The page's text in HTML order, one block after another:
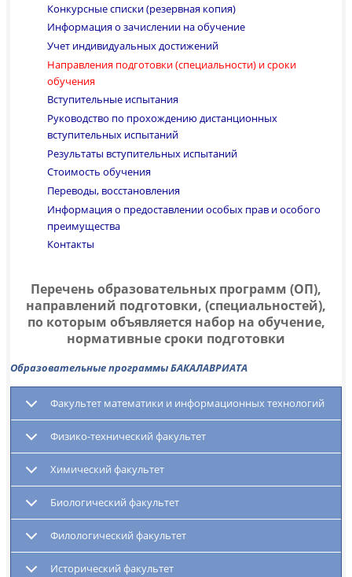
Конкурсные списки (резервная копия)
Информация о зачислении на обучение
Учет индивидуальных достижений
Направления подготовки (специальности) и сроки
обучения
Вступительные испытания
Руководство по прохождению дистанционных
вступительных испытаний
Результаты вступительных испытаний
Стоимость обучения
Переводы, восстановления
Информация о предоставлении особых прав и особого
преимущества
Контакты
Перечень образовательных программ (ОП),
направлений подготовки, (специальностей),
по которым объявляется набор на обучение,
нормативные сроки подготовки
Образовательные программы БАКАЛАВРИАТА
Факультет математики и информационных технологий
Физико-технический факультет
Химический факультет
Биологический факультет
Филологический факультет
Исторический факультет